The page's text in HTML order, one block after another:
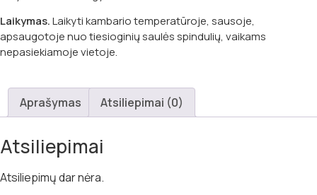
Laikymas.Laikyti kambario temperatūroje, sausoje,
apsaugotoje nuo tiesioginių saulės spindulių, vaikams
nepasiekiamoje vietoje.
Aprašymas Atsiliepimai (0)
Atsiliepimai
Atsiliepimų dar nėra.